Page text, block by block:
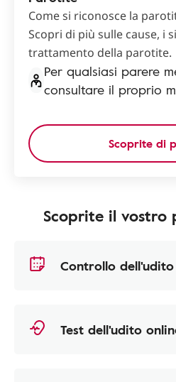
Come si riconosce la
Scopri di più sulle cause, i
trattamento della parotite.
Per qualsiasi parere
consultare il proprio
Scoprite di
Scoprite il
Controllo
Test dell'udito